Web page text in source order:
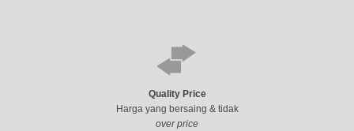
Quality Price
Harga yang bersaing & tidak
over price